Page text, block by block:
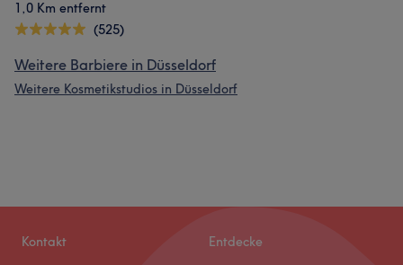
1,0 Km entfernt
(525)
Weitere Barbiere in Düsseldorf
Weitere Kosmetikstudios in Düsseldorf
Kontakt Entdecke